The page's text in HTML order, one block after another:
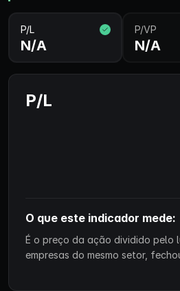
P/L
N/A
P/VP
N/A
P/L
O que este indicador mede:
É o preço da ação dividido pelo
empresas do mesmo setor,